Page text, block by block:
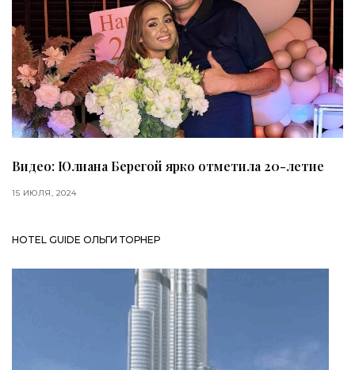
Видео: Юлиана Берегой ярко отметила 20-летие
15 ИЮЛЯ, 2024
HOTEL GUIDE ОЛЬГИ ТОРНЕР